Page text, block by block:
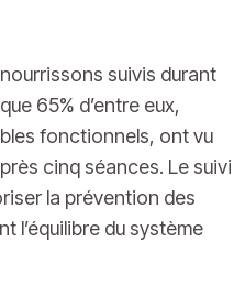
suivis durant
65% d’entre eux,
fonctionnels, ont vu
cinq séances. Le suivi
la prévention des
l’équilibre du système